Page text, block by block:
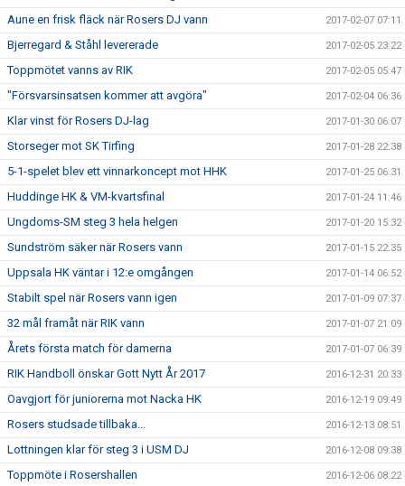
Aune en frisk fläck när Rosers DJ vann 2017-02-07 07:11
Bjerregard & Ståhl levererade 2017-02-05 23:22
Toppmötet vanns av RIK 2017-02-05 05:47
"Försvarsinsatsen kommer att avgöra" 2017-02-04 06:36
Klar vinst för Rosers DJ-lag 2017-01-30 06:07
Storseger mot SK Tirfing 2017-01-28 22:38
5-1-spelet blev ett vinnarkoncept mot HHK 2017-01-25 06:31
Huddinge HK & VM-kvartsfinal 2017-01-24 11:46
Ungdoms-SM steg 3 hela helgen 2017-01-20 15:32
Sundström säker när Rosers vann 2017-01-15 22:35
Uppsala HK väntar i 12:e omgången 2017-01-14 06:52
Stabilt spel när Rosers vann igen 2017-01-09 07:37
32 mål framåt när RIK vann 2017-01-07 21:09
Årets första match för damerna 2017-01-07 06:39
RIK Handboll önskar Gott Nytt År 2017 2016-12-31 20:33
Oavgjort för juniorerna mot Nacka HK 2016-12-19 09:49
Rosers studsade tillbaka... 2016-12-13 08:51
Lottningen klar för steg 3 i USM DJ 2016-12-08 09:38
Toppmöte i Rosershallen 2016-12-06 08:22